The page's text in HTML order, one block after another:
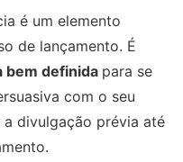
é um elemento
de lançamento. É
bem definida para se
com o seu
divulgação prévia até